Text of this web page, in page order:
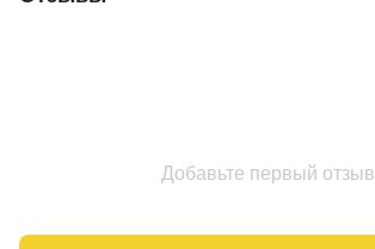
Добавьте первый отзыв